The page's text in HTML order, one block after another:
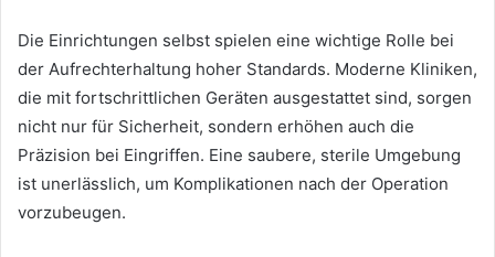
Die Einrichtungen selbst spielen eine wichtige Rolle bei
der Aufrechterhaltung hoher Standards. Moderne Kliniken,
die mit fortschrittlichen Geräten ausgestattet sind, sorgen
nicht nur für Sicherheit, sondern erhöhen auch die
Präzision bei Eingriffen. Eine saubere, sterile Umgebung
ist unerlässlich, um Komplikationen nach der Operation
vorzubeugen.